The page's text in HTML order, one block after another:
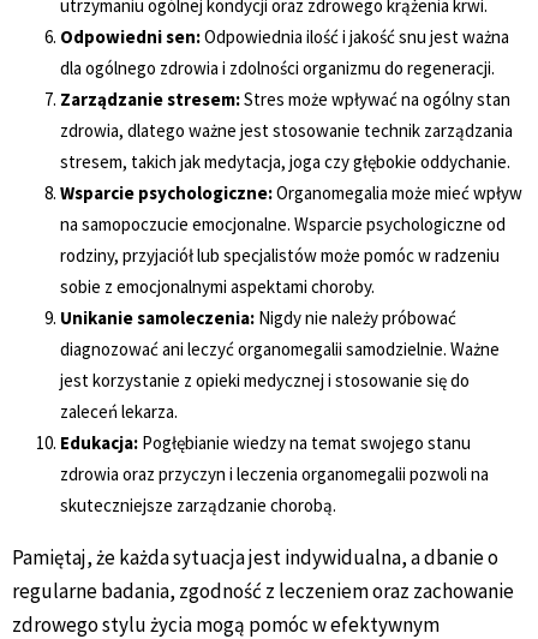
utrzymaniu ogólnej kondycji oraz zdrowego krążenia krwi.
Odpowiedni sen:Odpowiednia ilość i jakość snu jest ważna
dla ogólnego zdrowia i zdolności organizmu do regeneracji.
Zarządzanie stresem:Stres może wpływać na ogólny stan
zdrowia, dlatego ważne jest stosowanie technik zarządzania
stresem, takich jak medytacja, joga czy głębokie oddychanie.
Wsparcie psychologiczne:Organomegalia może mieć wpływ
na samopoczucie emocjonalne. Wsparcie psychologiczne od
rodziny, przyjaciół lub specjalistów może pomóc w radzeniu
sobie z emocjonalnymi aspektami choroby.
Unikanie samoleczenia: Nigdy nie należy próbować
diagnozować ani leczyć organomegalii samodzielnie. Ważne
jest korzystanie z opieki medycznej i stosowanie się do
zaleceń lekarza.
Edukacja: Pogłębianie wiedzy na temat swojego stanu
zdrowia oraz przyczyn i leczenia organomegalii pozwoli na
skuteczniejsze zarządzanie chorobą.
Pamiętaj, że każda sytuacja jest indywidualna, a dbanie o
regularne badania, zgodność z leczeniem oraz zachowanie
zdrowego stylu życia mogą pomóc w efektywnym